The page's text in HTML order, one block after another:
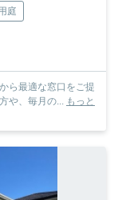
庭
ら最適な窓口をご提
や、毎月の...
もっと